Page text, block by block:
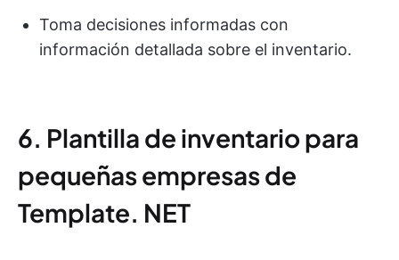
Toma decisiones informadas con
información detallada sobre el inventario.
6. Plantilla de inventario para
pequeñas empresas de
Template. NET